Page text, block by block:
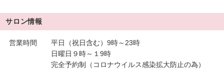
サロン情報
営業時間
平日（祝日含む）9時～23時
日曜日９時～１9時
完全予約制（コロナウイルス感染拡大防止の為）